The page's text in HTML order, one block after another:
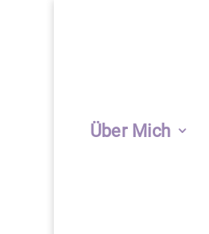
Über Mich